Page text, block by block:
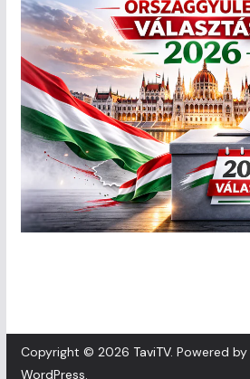
Copyright © 2026 TaviTV. Powered by
WordPress.